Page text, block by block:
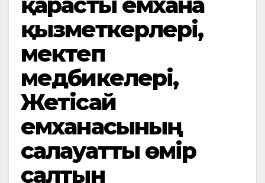
қызметкерлері,
мектеп
медбикелері,
Жетісай
емханасының
салауатты өмір
салтын